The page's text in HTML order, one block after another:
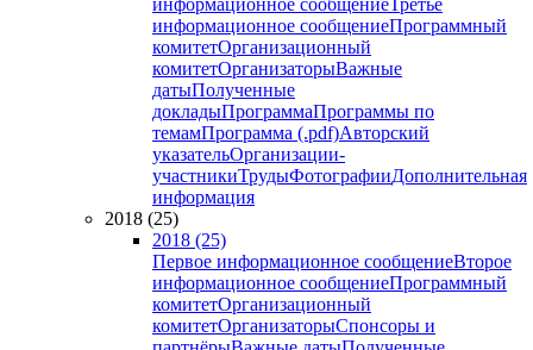
информационное сообщениеТретье
информационное сообщениеПрограммный
комитетОрганизационный
комитетОрганизаторыВажные
датыПолученные
докладыПрограммаПрограммы по
темамПрограмма (.pdf)Авторский
указательОрганизации-
участникиТрудыФотографииДополнительная
информация
2018 (25)
2018 (25)
Первое информационное сообщениеВторое
информационное сообщениеПрограммный
комитетОрганизационный
комитетОрганизаторыСпонсоры и